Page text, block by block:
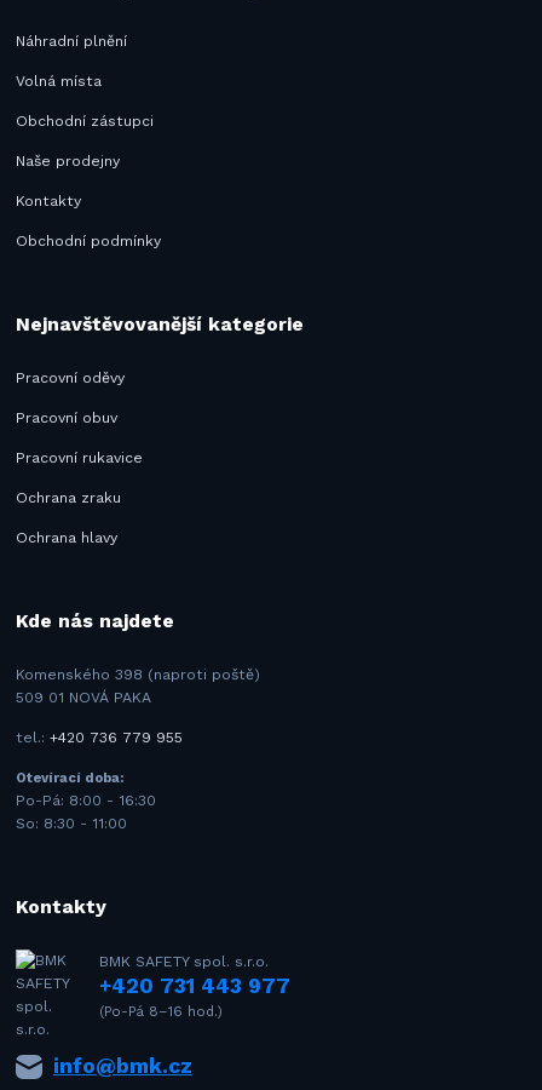
Náhradní plnění
Volná místa
Obchodní zástupci
Naše prodejny
Kontakty
Obchodní podmínky
Nejnavštěvovanější kategorie
Pracovní oděvy
Pracovní obuv
Pracovní rukavice
Ochrana zraku
Ochrana hlavy
Kde nás najdete
Komenského 398 (naproti poště)
509 01 NOVÁ PAKA
tel.:+420 736 779 955
Otevírací doba:
Po-Pá: 8:00 - 16:30
So: 8:30 - 11:00
Kontakty
BMK SAFETY spol. s.r.o.
+420 731 443 977
(Po-Pá 8–16 hod.)
info@bmk.cz